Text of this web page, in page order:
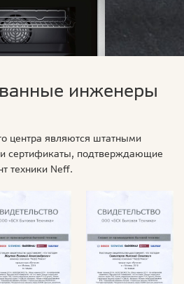
инженеры
центра являются штатными
сертификаты, подтверждающие
техники Neff.